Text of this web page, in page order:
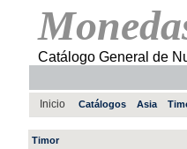
Catálogo General de
Inicio Catálogos Asia
Timor